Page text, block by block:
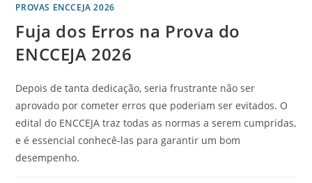
PROVAS ENCCEJA 2026
Fuja dos Erros na Prova do
ENCCEJA 2026
Depois de tanta dedicação, seria frustrante não ser
aprovado por cometer erros que poderiam ser evitados. O
edital do ENCCEJA traz todas as normas a serem cumpridas,
e é essencial conhecê-las para garantir um bom
desempenho.